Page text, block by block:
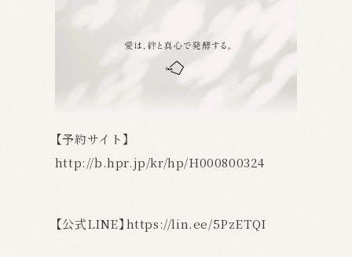
【予約サイト】
http://b.hpr.jp/kr/hp/H000800324
【公式LINE】https://lin.ee/5PzETQI